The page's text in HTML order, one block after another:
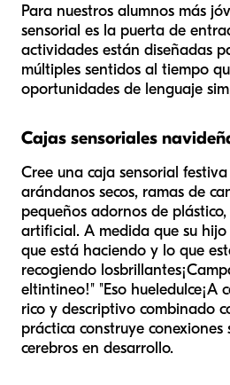
Para nuestros alumnos más
sensorial es la puerta de
actividades están diseñadas
múltiples sentidos al tiempo
oportunidades de lenguaje
Cajas sensoriales
Cree una caja sensorial
arándanos secos, ramas de
pequeños adornos de
artificial. A medida que su
que está haciendo y lo que
recogiendo losbrillantes
eltintineo!" "Eso hueledulce¡A
rico y descriptivo combinado
práctica construye conexiones
cerebros en desarrollo.